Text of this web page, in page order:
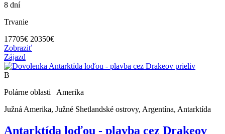
8 dní
Trvanie
17705€ 20350€
Zobraziť
Zájazd
B
Polárne oblasti Amerika
Južná Amerika, Južné Shetlandské ostrovy, Argentína, Antarktída
Antarktída loďou - plavba cez Drakeov